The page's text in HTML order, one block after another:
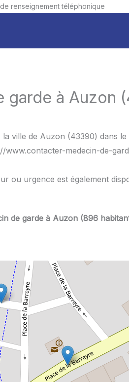
renseignement téléphonique
à Auzon
ville de Auzon (43390) dans
medecin-de-
ou urgence est également
de garde à Auzon (896